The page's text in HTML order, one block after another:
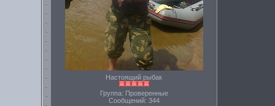
Настоящий рыбак
Группа: Проверенные
Сообщений: 344